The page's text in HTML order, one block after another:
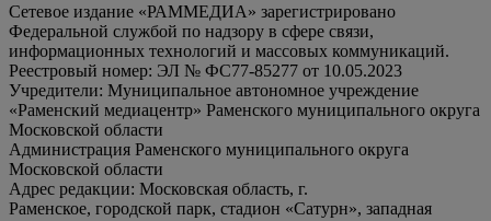
Сетевое издание «РАММЕДИА» зарегистрировано
Федеральной службой по надзору в сфере связи,
информационных технологий и массовых коммуникаций.
Реестровый номер: ЭЛ № ФС77-85277 от 10.05.2023
Учредители: Муниципальное автономное учреждение
«Раменский медиацентр» Раменского муниципального округа
Московской области
Администрация Раменского муниципального округа
Московской области
Адрес редакции: Московская область, г.
Раменское, городской парк, стадион «Сатурн», западная